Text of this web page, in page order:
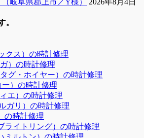
岐阜県郡上市／Y様）
2026年8月4日
。
クス）の時計修理
）の時計修理
グ・ホイヤー）の時計修理
）の時計修理
エ）の時計修理
ガリ）の時計修理
の時計修理
ライトリング）の時計修理